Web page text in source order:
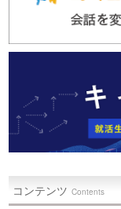
コンテンツ Contents